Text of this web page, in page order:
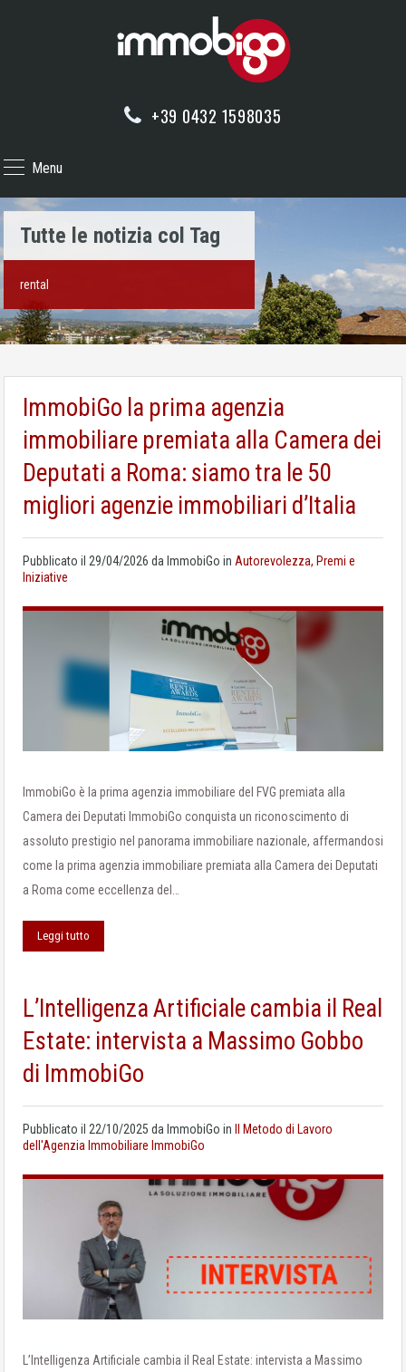
+39 0432 1598035
Menu
Tutte le notizia col Tag
rental
ImmobiGo la prima agenzia
immobiliare premiata alla Camera dei
Deputati a Roma: siamo tra le 50
migliori agenzie immobiliari d’Italia
Pubblicato il 29/04/2026 da ImmobiGo in Autorevolezza, Premi e
Iniziative
ImmobiGo è la prima agenzia immobiliare del FVG premiata alla
Camera dei Deputati ImmobiGo conquista un riconoscimento di
assoluto prestigio nel panorama immobiliare nazionale, affermandosi
come la prima agenzia immobiliare premiata alla Camera dei Deputati
a Roma come eccellenza del…
Leggi tutto
L’Intelligenza Artificiale cambia il Real
Estate: intervista a Massimo Gobbo
di ImmobiGo
Pubblicato il 22/10/2025 da ImmobiGo in
Il Metodo di Lavoro
dell'Agenzia Immobiliare ImmobiGo
L’Intelligenza Artificiale cambia il Real Estate: intervista a Massimo